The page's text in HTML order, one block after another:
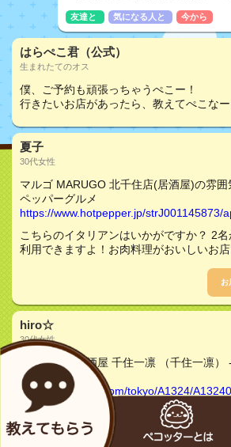
友達と 気になる人と 今から
はらぺこ君（公式）
生まれたてのオス
僕、ご予約も頑張っちゃうぺこー！
行きたいお店があったら、教えてぺこな
夏子
30代女性
マルゴ MARUGO 北千住店(居酒屋)の雰囲
ペッパーグルメ
https://www.hotpepper.jp/strJ001145873/
こちらのイタリアンはいかがですか？ 2
利用できますよ！お肉料理がおいしいお店
お
hiro☆
30代女性
個室日本酒居酒屋 千住一凛 （千住一凛）
酒屋 [食べログ]
https://s.tabelog.com/tokyo/A1324/
1/
こちらのお店はいかがでしょうか？
個室もありますよ！